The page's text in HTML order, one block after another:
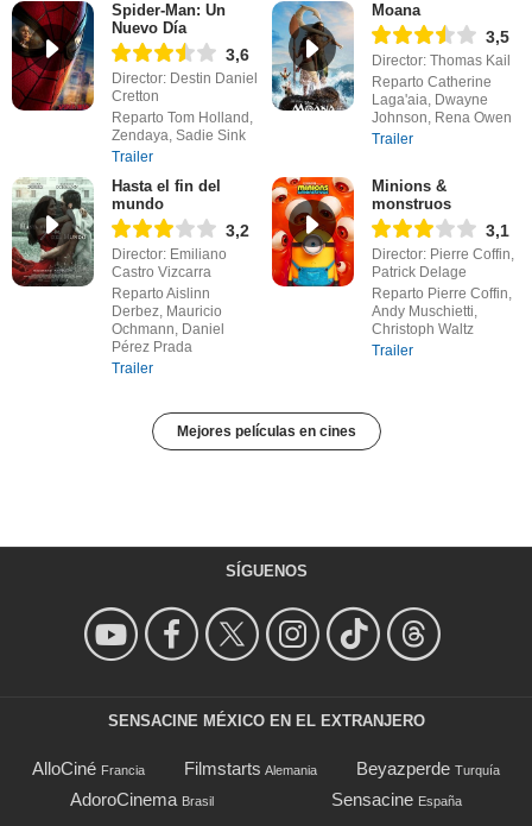
Spider-Man: Un
Nuevo Día
3,6
Director: Destin Daniel
Cretton
Reparto Tom Holland,
Zendaya, Sadie Sink
Trailer
Moana
3,5
Director: Thomas Kail
Reparto Catherine
Laga'aia, Dwayne
Johnson, Rena Owen
Trailer
Hasta el fin del
mundo
3,2
Director: Emiliano
Castro Vizcarra
Reparto Aislinn
Derbez, Mauricio
Ochmann, Daniel
Pérez Prada
Trailer
Minions &
monstruos
3,1
Director: Pierre Coffin,
Patrick Delage
Reparto Pierre Coffin,
Andy Muschietti,
Christoph Waltz
Trailer
Mejores películas en cines
SÍGUENOS
SENSACINE MÉXICO EN EL EXTRANJERO
AlloCiné Francia Filmstarts Alemania Beyazperde Turquía
AdoroCinema Brasil Sensacine España